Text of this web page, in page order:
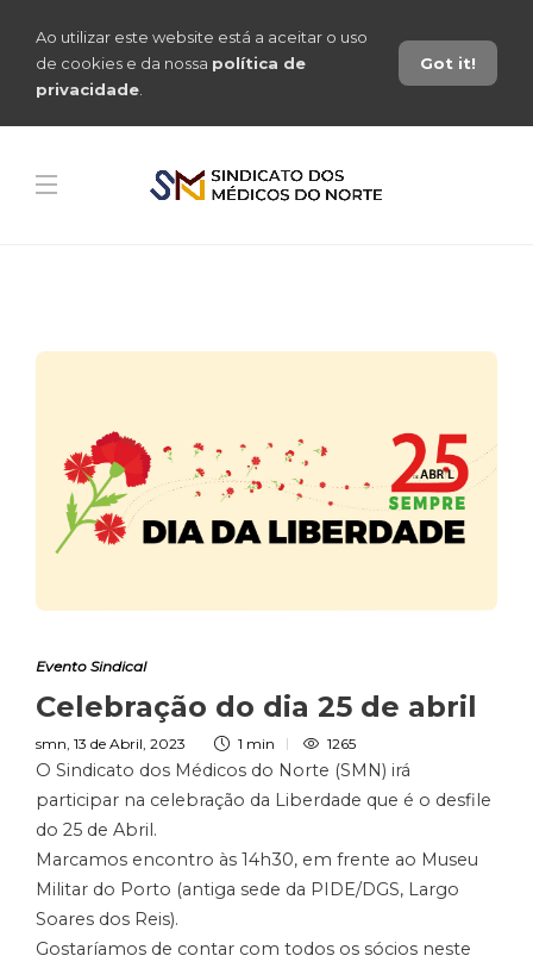
Ao utilizar este website está a aceitar o uso
de cookies e da nossa política de
privacidade
Got it!
Evento Sindical
Celebração do dia 25 de abril
smn, 13 de Abril, 2023 1 min 1265
O Sindicato dos Médicos do Norte (SMN) irá
participar na celebração da Liberdade que é o desfile
do 25 de Abril.
Marcamos encontro às 14h30, em frente ao Museu
Militar do Porto (antiga sede da PIDE/DGS, Largo
Soares dos Reis).
Gostaríamos de contar com todos os sócios neste